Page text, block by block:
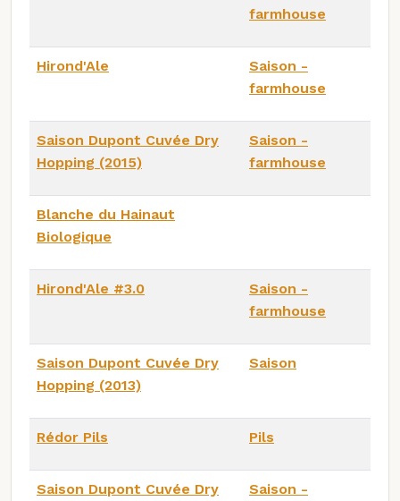
farmhouse
Hirond'Ale
Saison -
farmhouse
Saison Dupont Cuvée Dry
Hopping (2015)
Saison -
farmhouse
Blanche du Hainaut
Biologique
Hirond'Ale #3.0
Saison -
farmhouse
Saison Dupont Cuvée Dry
Hopping (2013)
Saison
Rédor Pils Pils
Saison Dupont Cuvée Dry
Saison -